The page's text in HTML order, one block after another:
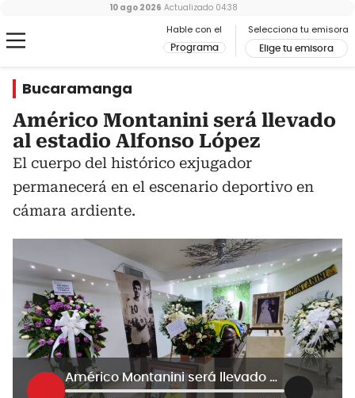
Hable con el
Programa
Selecciona tu emisora
Elige tu emisora
10 ago 2026 Actualizado 04:38
Bucaramanga
Américo Montanini será llevado
al estadio Alfonso López
El cuerpo del histórico exjugador
permanecerá en el escenario deportivo en
cámara ardiente.
Américo Montanini será llevado al estadio Alfonso López